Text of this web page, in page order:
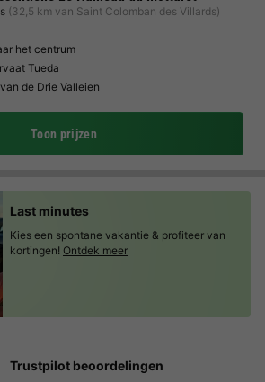
(32,5 km van Saint Colomban des Villards)
het centrum
Tueda
de Drie Valleien
Toon prijzen
Last minutes
Kies een spontane vakantie & profiteer van
kortingen! Ontdek meer
Trustpilot beoordelingen